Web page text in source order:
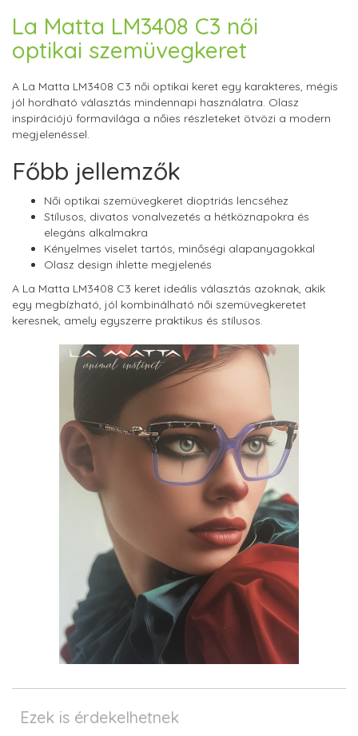
La Matta LM3408 C3 női
optikai szemüvegkeret
A La Matta LM3408 C3 női optikai keret egy karakteres, mégis
jól hordható választás mindennapi használatra. Olasz
inspirációjú formavilága a nőies részleteket ötvözi a modern
megjelenéssel.
Főbb jellemzők
Női optikai szemüvegkeret dioptriás lencséhez
Stílusos, divatos vonalvezetés a hétköznapokra és
elegáns alkalmakra
Kényelmes viselet tartós, minőségi alapanyagokkal
Olasz design ihlette megjelenés
A La Matta LM3408 C3 keret ideális választás azoknak, akik
egy megbízható, jól kombinálható női szemüvegkeretet
keresnek, amely egyszerre praktikus és stílusos.
Ezek is érdekelhetnek